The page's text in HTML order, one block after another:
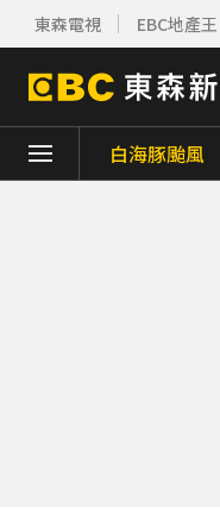
東森電視 EBC地產王
白海豚颱風